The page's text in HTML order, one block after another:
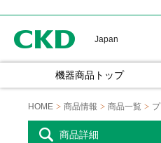
Japan
機器商品トップ
HOME 商品情報 商品一覧
商品詳細